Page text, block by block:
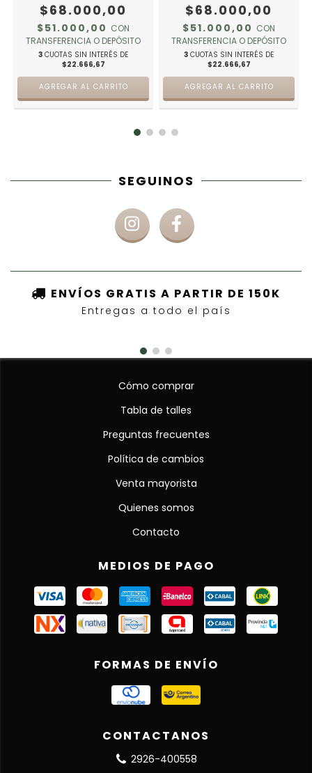
$68.000,00
$51.000,00 CON
TRANSFERENCIA O DEPÓSITO
3 CUOTAS SIN INTERÉS DE
$22.666,67
AGREGAR AL CARRITO
$68.000,00
$51.000,00 CON
TRANSFERENCIA O DEPÓSITO
3 CUOTAS SIN INTERÉS DE
$22.666,67
AGREGAR AL CARRITO
SEGUINOS
ENVÍOS GRATIS A PARTIR DE 150K
Entregas a todo el país
Cómo comprar
Tabla de talles
Preguntas frecuentes
Política de cambios
Venta mayorista
Quienes somos
Contacto
MEDIOS DE PAGO
FORMAS DE ENVÍO
CONTACTANOS
2926-400558